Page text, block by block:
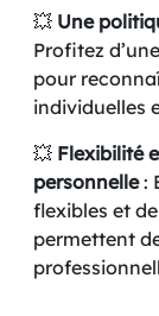
💥 Une
Profitez
pour
individuelles
💥 Flexibilité
personnelle:
flexibles et
permettent